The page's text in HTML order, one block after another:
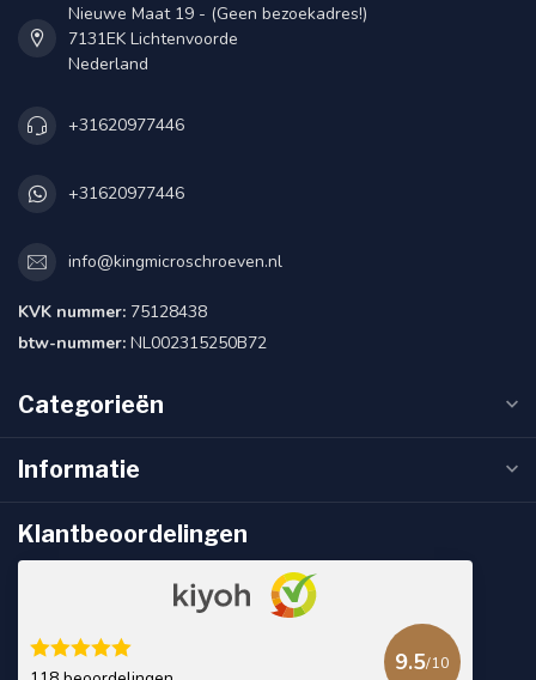
Nieuwe Maat 19 - (Geen bezoekadres!)
7131EK Lichtenvoorde
Nederland
+31620977446
+31620977446
info@kingmicroschroeven.nl
KVK nummer: 75128438
btw-nummer: NL002315250B72
Categorieën
Informatie
Klantbeoordelingen
9.5/10